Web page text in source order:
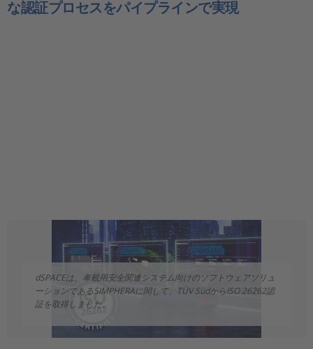
な認証プロセスをパイプラインで実現
dSPACEは、車載用安全関連システム向けのソフトウェアソリュ
ーションであるSIMPHERAに関して、TÜV SüdからISO 26262認
証を取得しました。